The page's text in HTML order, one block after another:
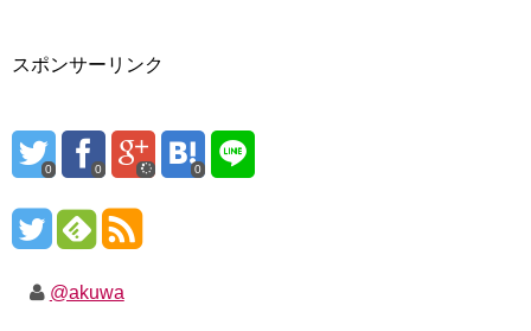
スポンサーリンク
0 0 0
@akuwa